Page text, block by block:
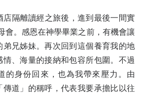
店隔離讀經之旅後，進到最後一間實
會。感恩在神學畢業之前，有機會讓
弟兄姊妹。再次回到這個養育我的地
、海量的接納和包容所包圍。不過
的身份回來，也為我帶來壓力。由
傳道」的稱呼，代表我要承擔比以往